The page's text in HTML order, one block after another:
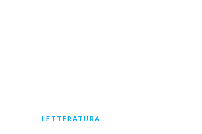
LETTERATURA